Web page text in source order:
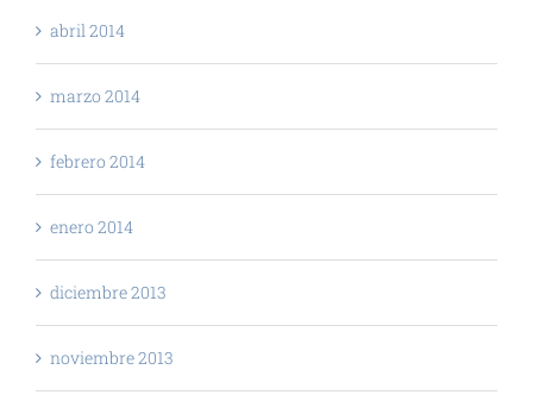
abril 2014
marzo 2014
febrero 2014
enero 2014
diciembre 2013
noviembre 2013